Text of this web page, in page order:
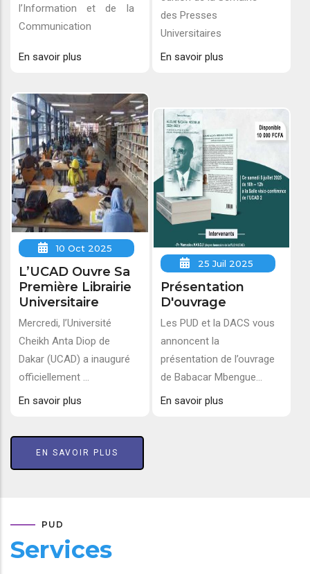
l’Information et de la
Communication
En savoir plus
des Presses
Universitaires
En savoir plus
10 Oct 2025
L’UCAD Ouvre Sa
Première Librairie
Universitaire
Mercredi, l’Université
Cheikh Anta Diop de
Dakar (UCAD) a inauguré
officiellement ...
En savoir plus
25 Juil 2025
Présentation
D'ouvrage
Les PUD et la DACS vous
annoncent la
présentation de l’ouvrage
de Babacar Mbengue...
En savoir plus
EN SAVOIR PLUS
PUD
Services